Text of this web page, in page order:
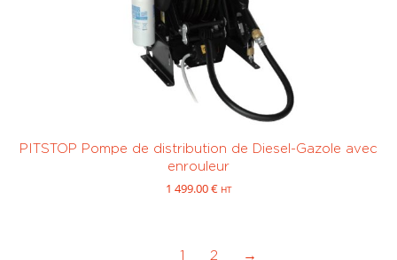
PITSTOP Pompe de distribution de Diesel-Gazole avec
enrouleur
1 499.00€ HT
1 2 →